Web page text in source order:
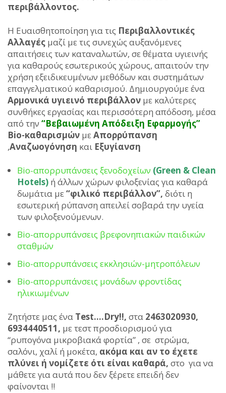
περιβάλλοντος.
Η Ευαισθητοποίηση για τις Περιβαλλοντικές
Αλλαγές μαζί με τις συνεχώς αυξανόμενες
απαιτήσεις των καταναλωτών, σε θέματα υγιεινής
για καθαρούς εσωτερικούς χώρους, απαιτούν την
χρήση εξειδικευμένων μεθόδων και συστημάτων
επαγγελματικού καθαρισμού. Δημιουργούμε ένα
Αρμονικά υγιεινό περιβάλλον με καλύτερες
συνθήκες εργασίας και περισσότερη απόδοση, μέσα
από την “Βεβαιωμένη Απόδειξη Εφαρμογής”
Βio-καθαρισμών μεΑπορρύπανση
,Αναζωογόνηση και Εξυγίανση
Bio-απορρυπάνσεις ξενοδοχείων (Green & Clean
Hotels) ή άλλων χώρων φιλοξενίας για καθαρά
δωμάτια με“φιλικό περιβάλλον”, διότι η
εσωτερική ρύπανση απειλεί σοβαρά την υγεία
των φιλοξενούμενων.
Bio-απορρυπάνσεις βρεφονηπιακών παιδικών
σταθμών
Bio-απορρυπάνσεις εκκλησιών-μητροπόλεων
Bio-απορρυπάνσεις μονάδων φροντίδας
ηλικιωμένων
Ζητήστε μας ένα Test….Dry!!, στα 2463020930,
6934440511, με τεστ προσδιορισμού για
“ρυπογόνα μικροβιακά φορτία” , σε στρώμα,
σαλόνι, χαλί ή μοκέτα, ακόμα και αν το έχετε
πλύνει ή νομίζετε ότι είναι καθαρά, στο για να
μάθετε για αυτά που δεν ξέρετε επειδή δεν
φαίνονται !!